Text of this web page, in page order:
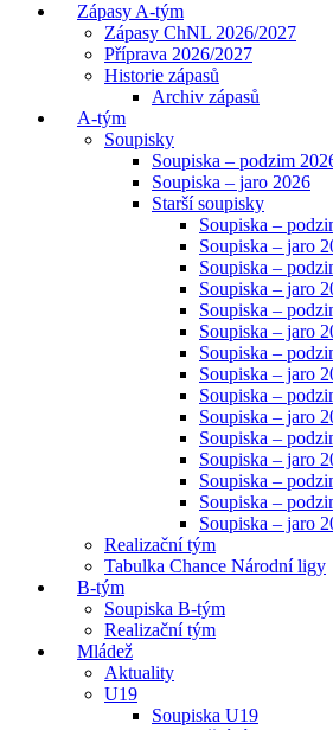
Zápasy A-tým
Zápasy ChNL 2026/2027
Příprava 2026/2027
Historie zápasů
Archiv zápasů
A-tým
Soupisky
Soupiska – podzim
Soupiska – jaro 2026
Starší soupisky
Soupiska –
Soupiska – jaro
Soupiska –
Soupiska – jaro
Soupiska –
Soupiska – jaro
Soupiska –
Soupiska – jaro
Soupiska –
Soupiska – jaro
Soupiska –
Soupiska – jaro
Soupiska –
Soupiska –
Soupiska – jaro
Realizační tým
Tabulka Chance Národní ligy
B-tým
Soupiska B-tým
Realizační tým
Mládež
Aktuality
U19
Soupiska U19